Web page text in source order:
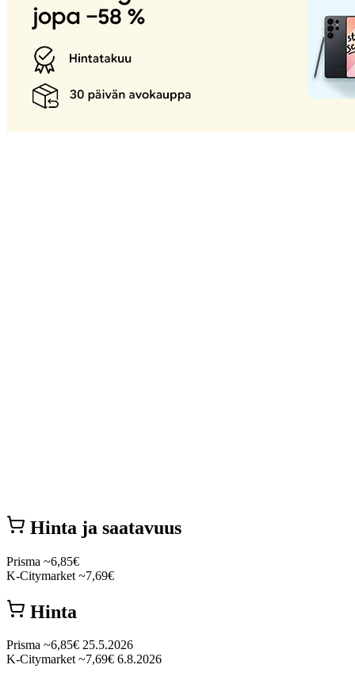
Hinta ja saatavuus
Prisma ~6,85€
K-Citymarket ~7,69€
Hinta
Prisma ~6,85€ 25.5.2026
K-Citymarket ~7,69€ 6.8.2026